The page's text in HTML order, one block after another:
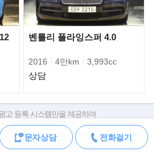
고객님께선 수많은 매물검색중 인
감사히 믿고.. 상세하고 세밀하게 보
다.
품질을 비교해 보세요. 정말 임판
니다.
없이 저렴하다거나 차량정보가 정확
벤틀리 플라잉스퍼 4.0
2016 4만km 3,993cc
상담
문자상담 전화걸기
고 등록 시스템만을 제공하며
대한 모든 책임은 판매자에게 있습니다.
, 성능점검기록부, 실제 차량 상태,
직접 정보를 확인하세요.